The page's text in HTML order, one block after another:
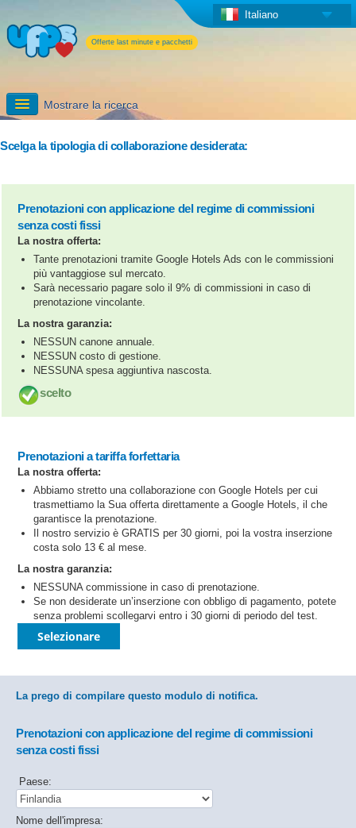
Offerte last minute e pacchetti
Italiano
Mostrare la ricerca
I servizi aggiuntivi di UPPS
Scelga la tipologia di collaborazione desiderata:
Prenotazioni con applicazione del regime di commissioni
senza costi fissi
La nostra offerta:
Tante prenotazioni tramite Google Hotels Ads con le commissioni
più vantaggiose sul mercato.
Sarà necessario pagare solo il 9% di commissioni in caso di
prenotazione vincolante.
La nostra garanzia:
NESSUN canone annuale.
NESSUN costo di gestione.
NESSUNA spesa aggiuntiva nascosta.
scelto
Prenotazioni a tariffa forfettaria
La nostra offerta:
Abbiamo stretto una collaborazione con Google Hotels per cui
trasmettiamo la Sua offerta direttamente a Google Hotels, il che
garantisce la prenotazione.
Il nostro servizio è GRATIS per 30 giorni, poi la vostra inserzione
costa solo 13 € al mese.
La nostra garanzia:
NESSUNA commissione in caso di prenotazione.
Se non desiderate un’inserzione con obbligo di pagamento, potete
senza problemi scollegarvi entro i 30 giorni di periodo del test.
Selezionare
La prego di compilare questo modulo di notifica.
Prenotazioni con applicazione del regime di commissioni
senza costi fissi
Paese:
Nome dell'impresa: